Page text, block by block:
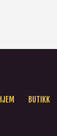
BUTIKK